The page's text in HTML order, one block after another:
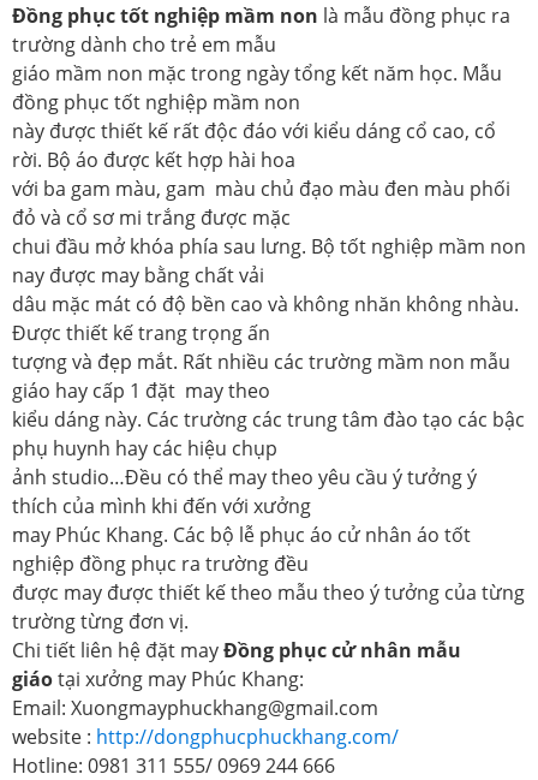
Đồng phục tốt nghiệp mầm non là mẫu đồng phục ra
trường dành cho trẻ em mẫu
giáo mầm non mặc trong ngày tổng kết năm học. Mẫu
đồng phục tốt nghiệp mầm non
này được thiết kế rất độc đáo với kiểu dáng cổ cao, cổ
rời. Bộ áo được kết hợp hài hoa
với ba gam màu, gam màu chủ đạo màu đen màu phối
đỏ và cổ sơ mi trắng được mặc
chui đầu mở khóa phía sau lưng. Bộ tốt nghiệp mầm non
nay được may bằng chất vải
dâu mặc mát có độ bền cao và không nhăn không nhàu.
Được thiết kế trang trọng ấn
tượng và đẹp mắt. Rất nhiều các trường mầm non mẫu
giáo hay cấp 1 đặt may theo
kiểu dáng này. Các trường các trung tâm đào tạo các bậc
phụ huynh hay các hiệu chụp
ảnh studio…Đều có thể may theo yêu cầu ý tưởng ý
thích của mình khi đến với xưởng
may Phúc Khang. Các bộ lễ phục áo cử nhân áo tốt
nghiệp đồng phục ra trường đều
được may được thiết kế theo mẫu theo ý tưởng của từng
trường từng đơn vị.
Chi tiết liên hệ đặt mayĐồng phục cử nhân mẫu
giáotại xưởng may Phúc Khang:
Email: Xuongmayphuckhang@gmail.com
website : http://dongphucphuckhang.com/
Hotline: 0981 311 555/ 0969 244 666